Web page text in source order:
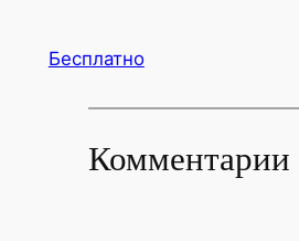
Бесплатно
Комментарии